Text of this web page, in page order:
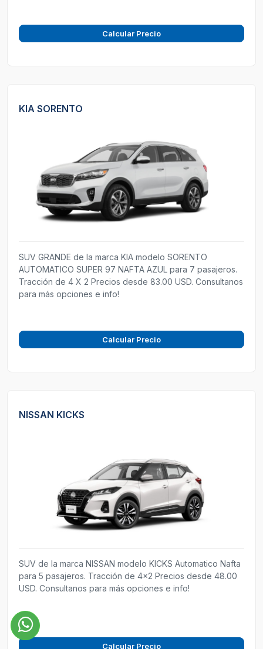
Calcular Precio
KIA SORENTO
SUV GRANDE de la marca KIA modelo SORENTO
AUTOMATICO SUPER 97 NAFTA AZUL para 7 pasajeros.
Tracción de 4 X 2 Precios desde 83.00 USD. Consultanos
para más opciones e info!
Calcular Precio
NISSAN KICKS
SUV de la marca NISSAN modelo KICKS Automatico Nafta
para 5 pasajeros. Tracción de 4x2 Precios desde 48.00
USD. Consultanos para más opciones e info!
Calcular Precio